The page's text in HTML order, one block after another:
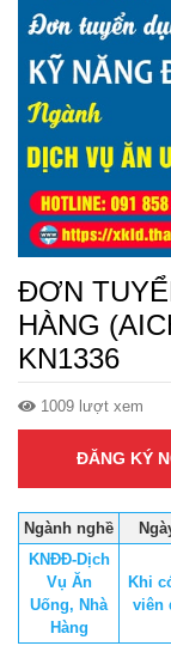
ĐƠN
HÀNG
KN1336
1009 lượt xem
ĐĂNG KÝ
Ngành nghề
KNĐĐ-Dịch
Vụ Ăn
Uống, Nhà
Hàng
Khi
viên